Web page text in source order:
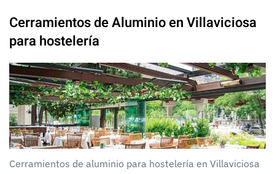
Cerramientos de Aluminio en Villaviciosa
para hostelería
Cerramientos de aluminio para hostelería en Villaviciosa